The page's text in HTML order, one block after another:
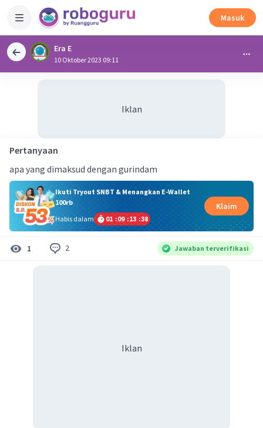
Masuk
Era E
10 Oktober 2023 09:11
Iklan
Pertanyaan
apa yang dimaksud dengan gurindam
Ikuti Tryout SNBT & Menangkan E-Wallet
100rb
Habis dalam
01 :09 :13 :38
Klaim
1 2 Jawaban terverifikasi
Iklan